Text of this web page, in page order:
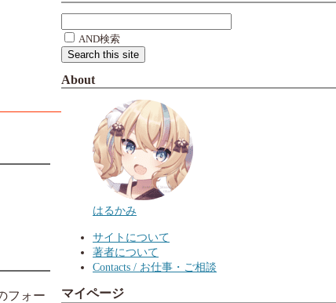
フォー
AND検索
About
はるかみ
サイトについて
著者について
Contacts / お仕事・ご相談
マイページ